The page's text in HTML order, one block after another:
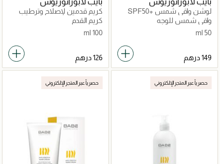
لوشن واقي شمس SPF50+
واقي شمس للوجه
50 ml
كريم قدمين لإصلاح وترطيب
10٪ يوريا
كريم القدم
100 ml
حصرياً عبر المتجر الإلكتروني حصرياً عبر المتجر الإلكتروني